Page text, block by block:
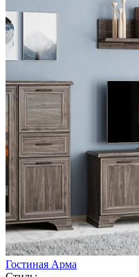
Гостиная Арма